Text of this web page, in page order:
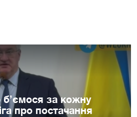
за кожну
про постачання